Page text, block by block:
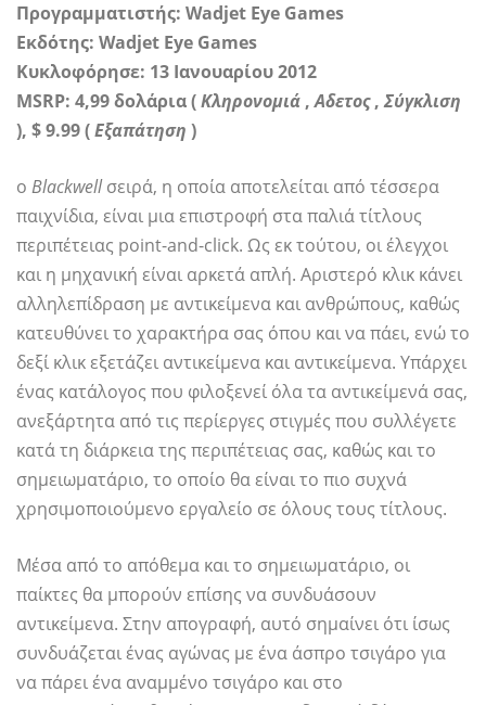
Προγραμματιστής: Wadjet Eye Games
Εκδότης: Wadjet Eye Games
Κυκλοφόρησε: 13 Ιανουαρίου 2012
MSRP: 4,99 δολάρια (Κληρονομιά ,Αδετος,Σύγκλιση
), $ 9.99 (Εξαπάτηση )
ο Blackwellσειρά, η οποία αποτελείται από τέσσερα
παιχνίδια, είναι μια επιστροφή στα παλιά τίτλους
περιπέτειας point-and-click. Ως εκ τούτου, οι έλεγχοι
και η μηχανική είναι αρκετά απλή. Αριστερό κλικ κάνει
αλληλεπίδραση με αντικείμενα και ανθρώπους, καθώς
κατευθύνει το χαρακτήρα σας όπου και να πάει, ενώ το
δεξί κλικ εξετάζει αντικείμενα και αντικείμενα. Υπάρχει
ένας κατάλογος που φιλοξενεί όλα τα αντικείμενά σας,
ανεξάρτητα από τις περίεργες στιγμές που συλλέγετε
κατά τη διάρκεια της περιπέτειας σας, καθώς και το
σημειωματάριο, το οποίο θα είναι το πιο συχνά
χρησιμοποιούμενο εργαλείο σε όλους τους τίτλους.
Μέσα από το απόθεμα και το σημειωματάριο, οι
παίκτες θα μπορούν επίσης να συνδυάσουν
αντικείμενα. Στην απογραφή, αυτό σημαίνει ότι ίσως
συνδυάζεται ένας αγώνας με ένα άσπρο τσιγάρο για
να πάρει ένα αναμμένο τσιγάρο και στο